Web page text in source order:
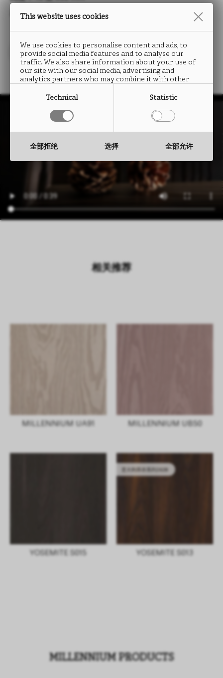
厚度： 0.5 至 2.0 mm
相关推荐
MILLENNIUM UA91 MILLENNIUM UB50
YOSEMITE S015 YOSEMITE S013
MILLENNIUM PRODUCTS
This website uses cookies
We use cookies to personalise content and ads, to
provide social media features and to analyse our
traffic. We also share information about your use of
our site with our social media, advertising and
analytics partners who may combine it with other
they have collected from your use of their services.
Technical Statistic
全部拒绝 选择 全部允许